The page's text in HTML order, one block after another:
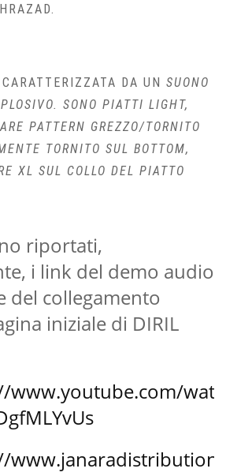
DA UN SUONO
SONO PIATTI LIGHT,
PATTERN GREZZO/TORNITO
TORNITO SUL BOTTOM,
XL SUL COLLO DEL PIATTO
riportati,
i link del demo audio
del collegamento
iniziale di DIRIL
www.youtube.com/